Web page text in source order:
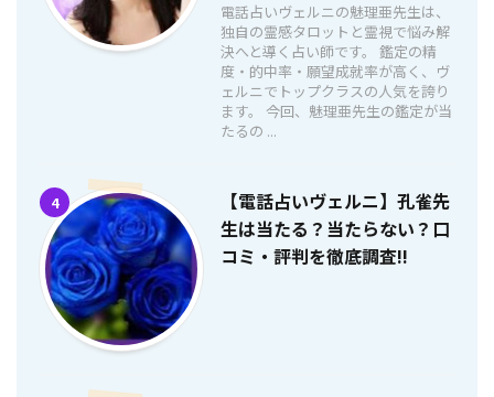
電話占いヴェルニの魅理亜先生は、
独自の霊感タロットと霊視で悩み解
決へと導く占い師です。 鑑定の精
度・的中率・願望成就率が高く、ヴ
ェルニでトップクラスの人気を誇り
ます。 今回、魅理亜先生の鑑定が当
たるの ...
4
【電話占いヴェルニ】孔雀先
生は当たる？当たらない？口
コミ・評判を徹底調査!!